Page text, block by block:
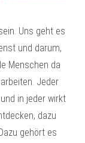
Uns geht es
und darum,
Menschen da
Jeder
in jeder wirkt
dazu
gehört es